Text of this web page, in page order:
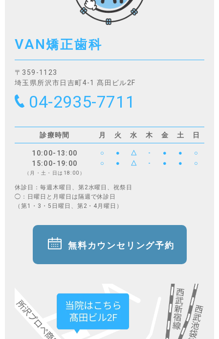
VAN矯正歯科
〒359-1123
埼玉県所沢市日吉町4-1 髙田ビル2F
04-2935-7711
診療時間 月 火 水 木 金 土 日
10:00-13:00 ○ ● △ - ● ● ○
15:00-19:00
（月・土・日は18:00）
○ ● △ - ● ● ○
休診日：毎週木曜日、第2水曜日、祝祭日
◯：日曜日と月曜日は隔週で休診日
（第1・3・5日曜日、第2・4月曜日）
無料カウンセリング予約